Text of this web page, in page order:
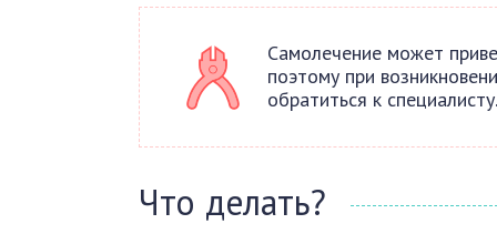
Самолечение может
поэтому при
обратиться к специалисту.
Что делать?